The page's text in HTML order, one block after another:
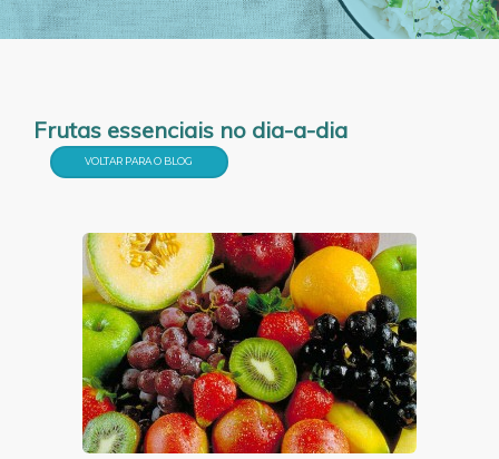
Frutas essenciais no dia-a-dia
VOLTAR PARA O BLOG